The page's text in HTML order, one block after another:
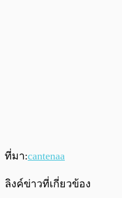
ที่มา:cantenaa
ลิงค์ข่าวที่เกี่ยวข้อง